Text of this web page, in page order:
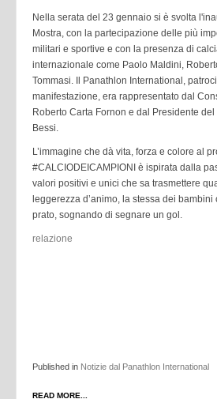
Nella serata del 23 gennaio si è svolta
Mostra, con la partecipazione delle più
militari e sportive e con la presenza di
internazionale come Paolo Maldini,
Tommasi. Il Panathlon International,
manifestazione, era rappresentato dal
Roberto Carta Fornon e dal Presidente
Bessi.
L’immagine che dà vita, forza e colore al
#CALCIODEICAMPIONI è ispirata dalla
valori positivi e unici che sa trasmettere
leggerezza d’animo, la stessa dei
prato, sognando di segnare un gol.
relazione
Published in Notizie dal Panathlon International
READ MORE...